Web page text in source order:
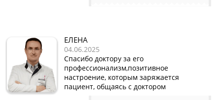
ЕЛЕНА
04.06.2025
Спасибо доктору за его
профессионализм,позитивное
настроение, которым заряжается
пациент, общаясь с доктором